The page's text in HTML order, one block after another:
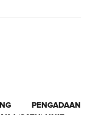
PENGADAAN